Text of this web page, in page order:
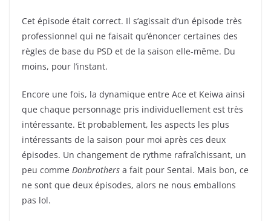
Cet épisode était correct. Il s’agissait d’un épisode très
professionnel qui ne faisait qu’énoncer certaines des
règles de base du PSD et de la saison elle-même. Du
moins, pour l’instant.
Encore une fois, la dynamique entre Ace et Keiwa ainsi
que chaque personnage pris individuellement est très
intéressante. Et probablement, les aspects les plus
intéressants de la saison pour moi après ces deux
épisodes. Un changement de rythme rafraîchissant, un
peu comme Donbrothers a fait pour Sentai. Mais bon, ce
ne sont que deux épisodes, alors ne nous emballons
pas lol.